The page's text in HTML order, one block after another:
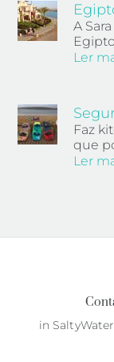
A
Ler
Faz
que
Ler
in